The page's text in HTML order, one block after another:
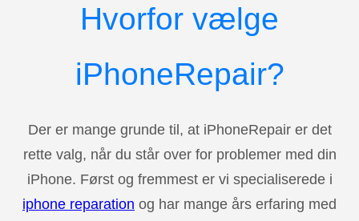
Hvorfor vælge
iPhoneRepair?
Der er mange grunde til, at iPhoneRepair er det
rette valg, når du står over for problemer med din
iPhone. Først og fremmest er vi specialiserede i
iphone reparation og har mange års erfaring med